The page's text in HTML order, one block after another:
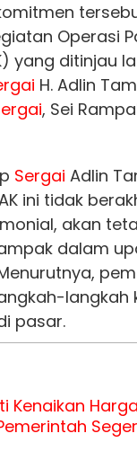
Operasi
yang ditinjau
H. Adlin
, Sei
Sergai Adlin
ini tidak
akan
dalam
langkah
pasar.
Kenaikan